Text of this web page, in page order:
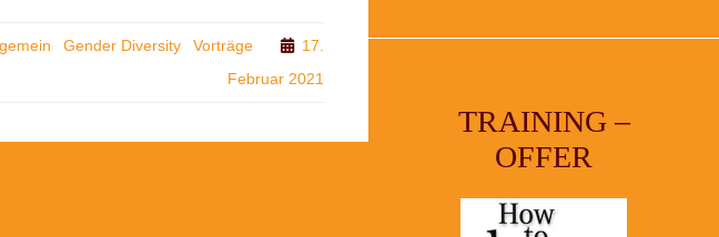
Gender Diversity Vorträge
17.
Februar 2021
TRAINING –
OFFER